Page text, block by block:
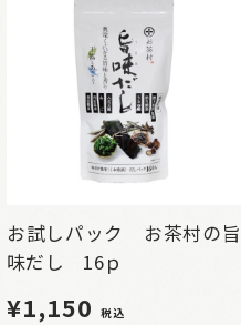
お試しパック お茶村の旨
味だし 16ｐ
¥1,150 税込